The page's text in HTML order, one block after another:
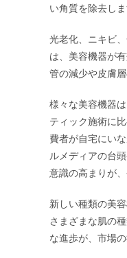
い角質を除去し
光老化、ニキビ
は、美容機器が
管の減少や皮膚
様々な美容機器
ティック施術に
費者が自宅にい
ルメディアの台
意識の高まりが
新しい種類の美
さまざまな肌の
な進歩が、市場